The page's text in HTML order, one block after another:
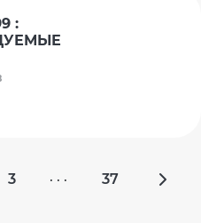
:
3 · · · 37